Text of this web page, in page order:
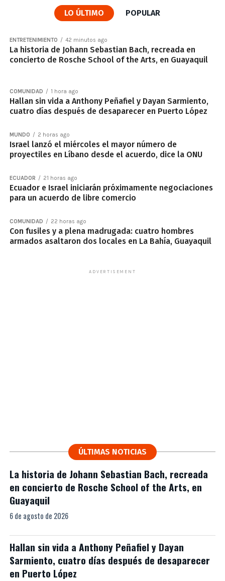
LO ÚLTIMO POPULAR
ENTRETENIMIENTO 42 minutos ago
La historia de Johann Sebastian Bach, recreada en
concierto de Rosche School of the Arts, en Guayaquil
COMUNIDAD 1 hora ago
Hallan sin vida a Anthony Peñafiel y Dayan Sarmiento,
cuatro días después de desaparecer en Puerto López
MUNDO 2 horas ago
Israel lanzó el miércoles el mayor número de
proyectiles en Líbano desde el acuerdo, dice la ONU
ECUADOR 21 horas ago
Ecuador e Israel iniciarán próximamente negociaciones
para un acuerdo de libre comercio
COMUNIDAD 22 horas ago
Con fusiles y a plena madrugada: cuatro hombres
armados asaltaron dos locales en La Bahía, Guayaquil
ADVERTISEMENT
ÚLTIMAS NOTICIAS
La historia de Johann Sebastian Bach, recreada
en concierto de Rosche School of the Arts, en
Guayaquil
6 de agosto de 2026
Hallan sin vida a Anthony Peñafiel y Dayan
Sarmiento, cuatro días después de desaparecer
en Puerto López